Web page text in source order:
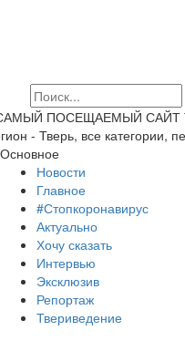
ПОСЕЩАЕМЫЙ САЙТ
- Тверь, все категории,
Основное
Новости
Главное
#Стопкоронавирус
Актуально
Хочу сказать
Интервью
Эксклюзив
Репортаж
Твериведение